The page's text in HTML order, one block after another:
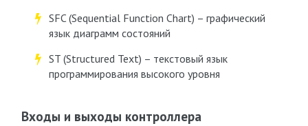
SFC (Sequential Function Chart) – графический
язык диаграмм состояний
ST (Structured Text) – текстовый язык
программирования высокого уровня
Входы и выходы контроллера